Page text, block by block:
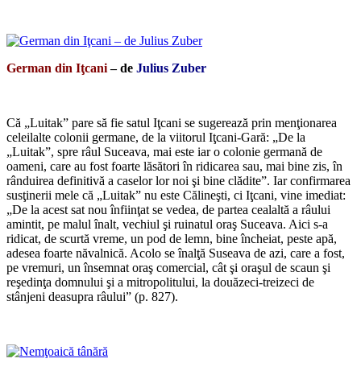
German din Iţcani– de Julius Zuber
Că „Luitak” pare să fie satul Iţcani se sugerează prin menţionarea
celeilalte colonii germane, de la viitorul Iţcani-Gară: „De la
„Luitak”, spre râul Suceava, mai este iar o colonie germană de
oameni, care au fost foarte lăsători în ridicarea sau, mai bine zis, în
rânduirea definitivă a caselor lor noi şi bine clădite”. Iar confirmarea
susţinerii mele că „Luitak” nu este Călineşti, ci Iţcani, vine imediat:
„De la acest sat nou înfiinţat se vedea, de partea cealaltă a râului
amintit, pe malul înalt, vechiul şi ruinatul oraş Suceava. Aici s-a
ridicat, de scurtă vreme, un pod de lemn, bine încheiat, peste apă,
adesea foarte năvalnică. Acolo se înalţă Suseava de azi, care a fost,
pe vremuri, un însemnat oraş comercial, cât şi oraşul de scaun şi
reşedinţa domnului şi a mitropolitului, la douăzeci-treizeci de
stânjeni deasupra râului” (p. 827).